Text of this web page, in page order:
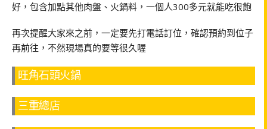
好，包含加點其他肉盤、火鍋料，一個人300多元就能吃很飽
再次提醒大家來之前，一定要先打電話訂位，確認預約到位子
再前往，不然現場真的要等很久喔
旺角石頭火鍋
三重總店